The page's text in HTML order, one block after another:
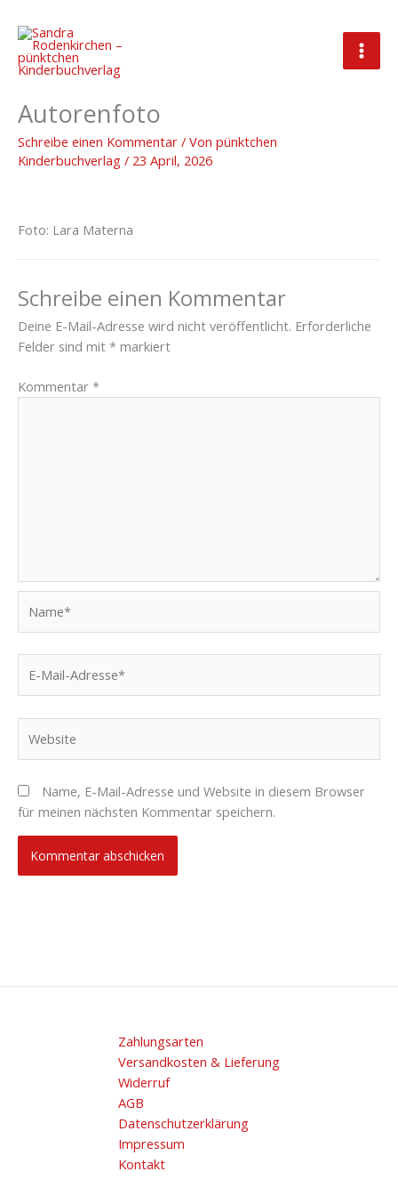
Inhalt
springen
Sandra Rodenkirchen –
Autorenfoto
Schreibe einen Kommentar / Von pünktchen
Kinderbuchverlag / 23 April, 2026
Foto: Lara Materna
Schreibe einen Kommentar
Deine E-Mail-Adresse wird nicht veröffentlicht. Erforderliche
Felder sind mit * markiert
Kommentar *
Mail-
Name, E-Mail-Adresse und Website in diesem Browser
für meinen nächsten Kommentar speichern.
Zahlungsarten
Versandkosten & Lieferung
Widerruf
AGB
Datenschutzerklärung
Impressum
Kontakt